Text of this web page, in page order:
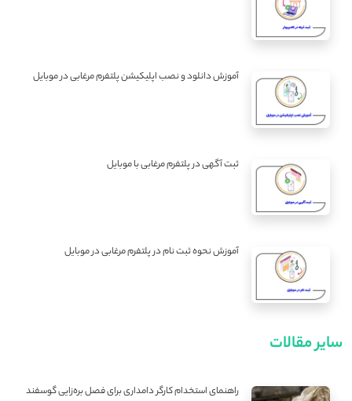
آموزش دانلود و نصب اپلیکیشن پلتفرم مرغابی در موبایل
ثبت آگهی در پلتفرم مرغابی با موبایل
آموزش نحوه ثبت نام در پلتفرم مرغابی در موبایل
سایر مقالات
راهنمای استخدام کارگر دامداری برای فصل بره‌زایی گوسفند